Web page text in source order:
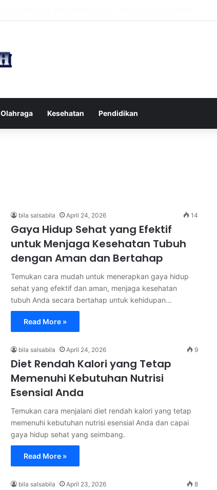
Olahraga Kesehatan Pendidikan
bila salsabila April 24, 2026 14
Gaya Hidup Sehat yang Efektif
untuk Menjaga Kesehatan Tubuh
dengan Aman dan Bertahap
Temukan cara mudah untuk menerapkan gaya hidup
sehat yang efektif dan aman, menjaga kesehatan
tubuh Anda secara bertahap untuk kehidupan…
Read More »
bila salsabila April 24, 2026 9
Diet Rendah Kalori yang Tetap
Memenuhi Kebutuhan Nutrisi
Esensial Anda
Temukan cara menjalani diet rendah kalori yang tetap
memenuhi kebutuhan nutrisi esensial Anda dan capai
gaya hidup sehat yang seimbang.
Read More »
bila salsabila April 23, 2026 8